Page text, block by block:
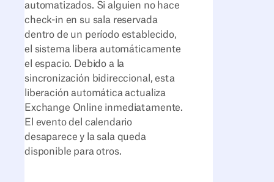
automatizados. Si alguien no hace
check-in en su sala reservada
dentro de un período establecido,
el sistema libera automáticamente
el espacio. Debido a la
sincronización bidireccional, esta
liberación automática actualiza
Exchange Online inmediatamente.
El evento del calendario
desaparece y la sala queda
disponible para otros.